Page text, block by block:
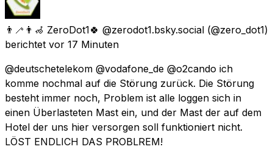
👨‍🦯👨‍🦽 ZeroDot1🍀 @zerodot1.bsky.social (@zero_dot1)
berichtet vor 17 Minuten
@deutschetelekom @vodafone_de @o2cando ich
komme nochmal auf die Störung zurück. Die Störung
besteht immer noch, Problem ist alle loggen sich in
einen Überlasteten Mast ein, und der Mast der auf dem
Hotel der uns hier versorgen soll funktioniert nicht.
LÖST ENDLICH DAS PROBLREM!